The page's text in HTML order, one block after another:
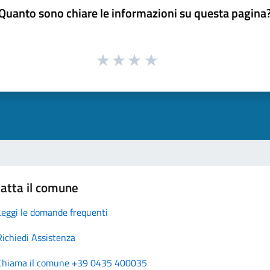
sono chiare le informazioni su questa
il comune
le domande frequenti
Assistenza
il comune +39 0435 400035